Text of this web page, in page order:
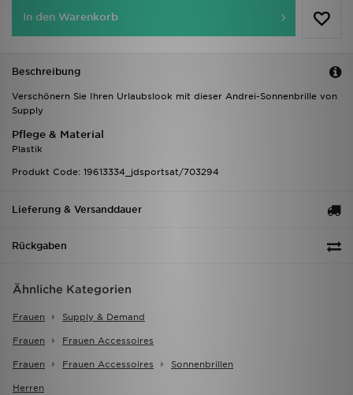
In den Warenkorb
Beschreibung
Verschönern Sie Ihren Urlaubslook mit dieser Andrei-Sonnenbrille von
Supply
Pflege & Material
Plastik
Produkt Code: 19613334_jdsportsat/703294
Lieferung & Versanddauer
Rückgaben
Ähnliche Kategorien
Frauen Supply & Demand
Frauen Frauen Accessoires
Frauen Frauen Accessoires Sonnenbrillen
Herren